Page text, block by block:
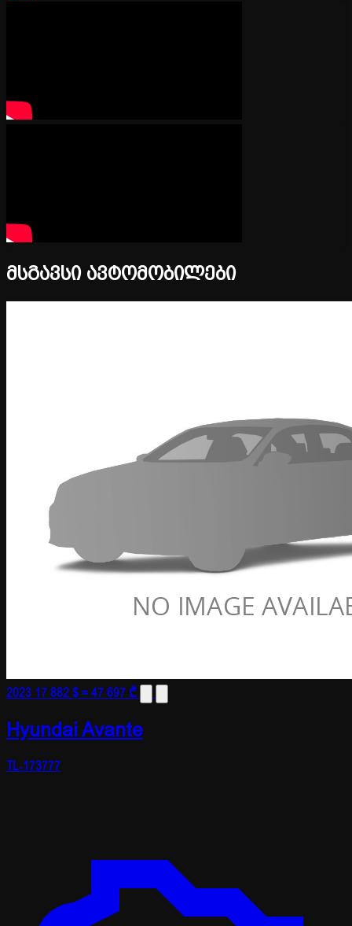
მსგავსი ავტომობილები
2023 17 882 $≈ 47 697 ₾
Hyundai Avante
TL-173777